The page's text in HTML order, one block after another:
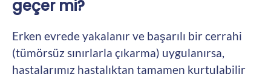
geçer mi?
Erken evrede yakalanır ve başarılı bir cerrahi
(tümörsüz sınırlarla çıkarma) uygulanırsa,
hastalarımız hastalıktan tamamen kurtulabilir